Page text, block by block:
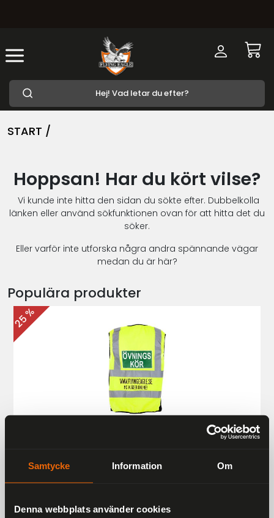
Samtycke Information Om
Denna webbplats använder cookies
START /
Hoppsan! Har du kört vilse?
Vi kunde inte hitta den sidan du sökte efter. Dubbelkolla
länken eller använd sökfunktionen ovan för att hitta det du
söker.
Eller varför inte utforska några andra spännande vägar
medan du är här?
Populära produkter
25 %
187 kr
249 kr